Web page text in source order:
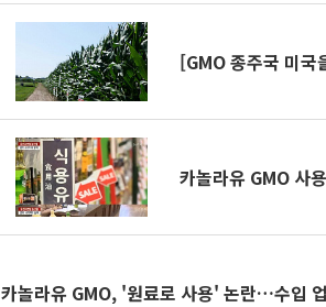
[GMO 종주국 미
카놀라유 GMO 사
카놀라유 GMO, '원료로 사용' 논란…수입